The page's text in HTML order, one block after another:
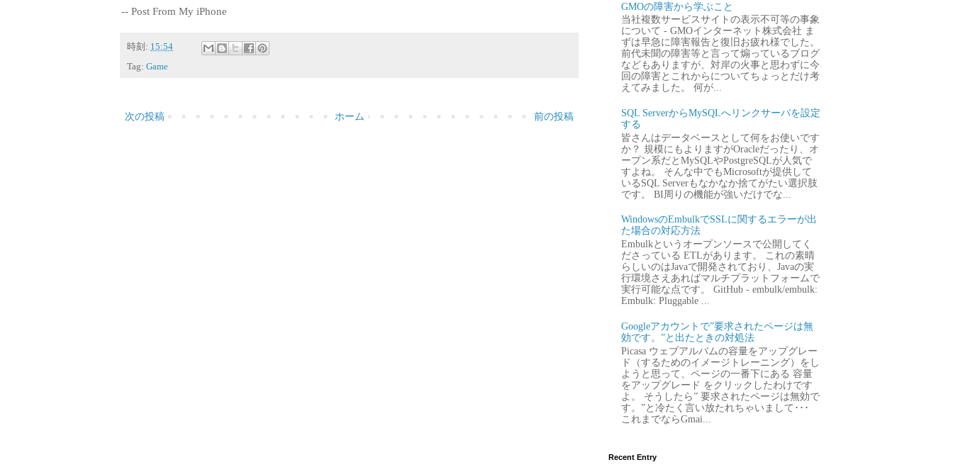
-- Post From My iPhone
時刻: 15:54
Tag: Game
次の投稿 前の投稿
ホーム
GMOの障害から学ぶこと
当社複数サービスサイトの表示不可等の事象
について - GMOインターネット株式会社 ま
ずは早急に障害報告と復旧お疲れ様でした。
前代未聞の障害等と言って煽っているブログ
などもありますが、対岸の火事と思わずに今
回の障害とこれからについてちょっとだけ考
えてみました。 何が...
SQL ServerからMySQLへリンクサーバを設定
する
皆さんはデータベースとして何をお使いです
か？ 規模にもよりますがOracleだったり、オ
ープン系だとMySQLやPostgreSQLが人気で
すよね。 そんな中でもMicrosoftが提供して
いるSQL Serverもなかなか捨てがたい選択肢
です。 BI周りの機能が強いだけでな...
WindowsのEmbulkでSSLに関するエラーが出
た場合の対応方法
Embulkというオープンソースで公開してく
ださっている ETLがあります。 これの素晴
らしいのはJavaで開発されており、Javaの実
行環境さえあればマルチプラットフォームで
実行可能な点です。 GitHub - embulk/embulk:
Embulk: Pluggable ...
Googleアカウントで”要求されたページは無
効です。”と出たときの対処法
Picasa ウェブアルバムの容量をアップグレー
ド（するためのイメージトレーニング）をし
ようと思って、ページの一番下にある 容量
をアップグレード をクリックしたわけです
よ。 そうしたら” 要求されたページは無効で
す。”と冷たく言い放たれちゃいまして･･･
これまでならGmai...
Recent Entry